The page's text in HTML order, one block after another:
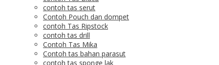
contoh tas serut
Contoh Pouch dan dompet
contoh Tas Ripstock
contoh tas drill
Contoh Tas Mika
Contoh tas bahan parasut
contoh tas sponge lak